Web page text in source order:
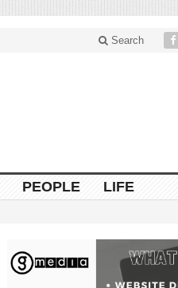
Search
PEOPLE LIFE